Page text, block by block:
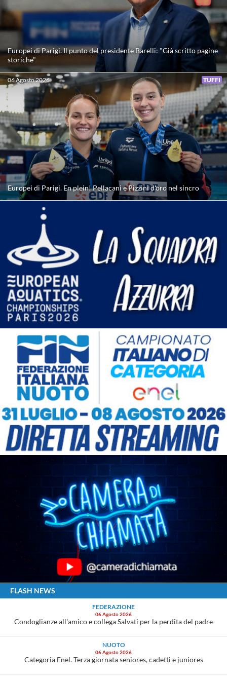
Europei di Parigi. Il punto del presidente Barelli: "Già scritto pagine
storiche"
06 Agosto 2026 TUFFI
Europei di Parigi. En plein! Pellacani e Pizzini d'oro nel sincro
FLASH NEWS
FEDERAZIONE
06 Agosto 2026
Condoglianze all'amico e collega Salvati per la perdita del padre
NUOTO
06 Agosto 2026
Categoria Enel. Terza giornata seniores, cadetti e juniores